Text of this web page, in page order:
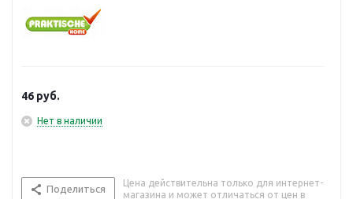
46 руб.
Нет в наличии
Поделиться
Цена действительна только для интернет-
магазина и может отличаться от цен в